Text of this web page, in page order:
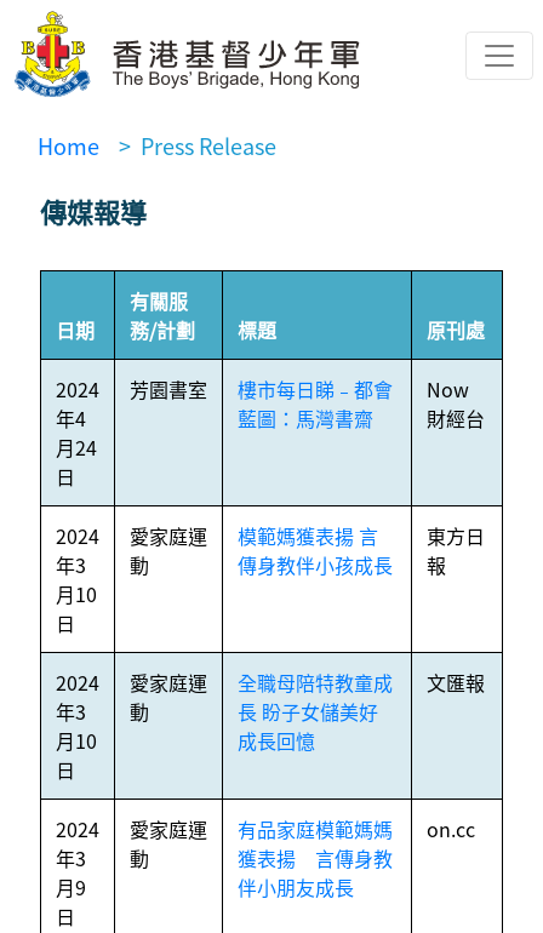
Home > Press Release
傳媒報導
日期
有關服
務/計劃
標題 原刊處
2024
年4
月24
日
芳園書室
樓市每日睇﹣都會
藍圖：馬灣書齋
Now
財經台
2024
年3
月10
日
愛家庭運
動
模範媽獲表揚 言
傳身教伴小孩成長
東方日
報
2024
年3
月10
日
愛家庭運
動
全職母陪特教童成
長 盼子女儲美好
成長回憶
文匯報
2024
年3
月9
日
愛家庭運
動
有品家庭模範媽媽
獲表揚 言傳身教
伴小朋友成長
on.cc